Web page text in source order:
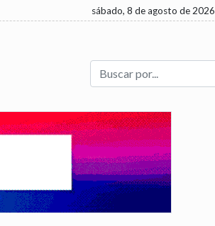
sábado, 8 de agosto de 2026
Buscar